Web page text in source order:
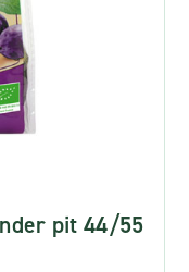
pit 44/55